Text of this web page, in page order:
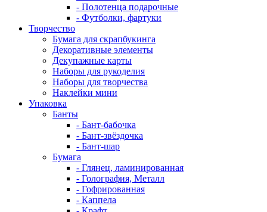
- Полотенца подарочные
- Футболки, фартуки
Творчество
Бумага для скрапбукинга
Декоративные элементы
Декупажные карты
Наборы для рукоделия
Наборы для творчества
Наклейки мини
Упаковка
Банты
- Бант-бабочка
- Бант-звёздочка
- Бант-шар
Бумага
- Глянец, ламинированная
- Голография, Металл
- Гофрированная
- Каппела